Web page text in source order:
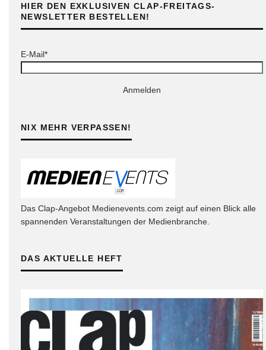
HIER DEN EXKLUSIVEN CLAP-FREITAGS-
NEWSLETTER BESTELLEN!
E-Mail*
Anmelden
NIX MEHR VERPASSEN!
Das Clap-Angebot Medienevents.com zeigt auf einen Blick alle
spannenden Veranstaltungen der Medienbranche.
DAS AKTUELLE HEFT